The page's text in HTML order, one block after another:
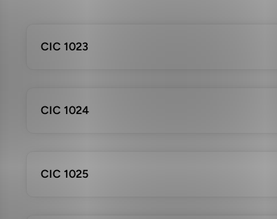
CIC 1023
CIC 1024
CIC 1025